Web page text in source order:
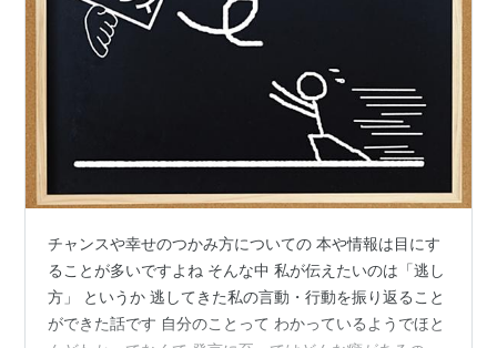
チャンスや幸せのつかみ方についての 本や情報は目にす
ることが多いですよね そんな中 私が伝えたいのは「逃し
方」 というか 逃してきた私の言動・行動を振り返ること
ができた話です 自分のことって わかっているようでほと